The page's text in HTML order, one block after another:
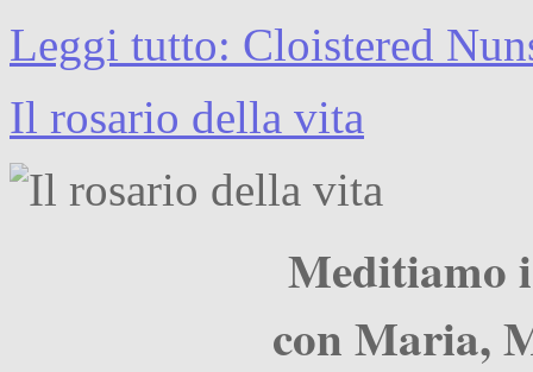
Leggi tutto: Cloistered
Il rosario della vita
Meditiamo
con Maria,